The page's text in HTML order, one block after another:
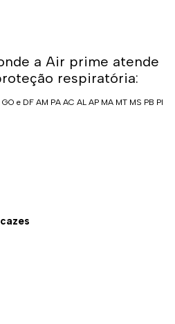
a Air prime atende
respiratória:
GO e DF AM PA AC AL AP MA MT MS PB PI